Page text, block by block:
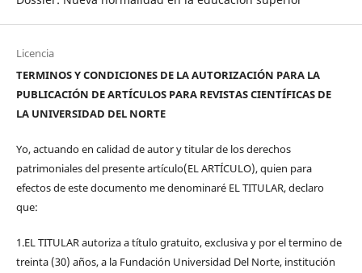
Licencia
TERMINOS Y CONDICIONES DE LA AUTORIZACIÓN PARA LA
PUBLICACIÓN DE ARTÍCULOS PARA REVISTAS CIENTÍFICAS DE
LA UNIVERSIDAD DEL NORTE
Yo, actuando en calidad de autor y titular de los derechos
patrimoniales del presente artículo(EL ARTÍCULO), quien para
efectos de este documento me denominaré EL TITULAR, declaro
que:
1.EL TITULAR autoriza a título gratuito, exclusiva y por el termino de
treinta (30) años, a la Fundación Universidad Del Norte, institución